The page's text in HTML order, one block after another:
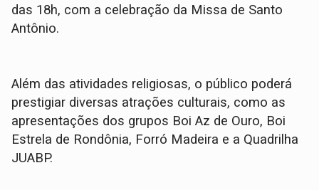
das 18h, com a celebração da Missa de Santo
Antônio.
Além das atividades religiosas, o público poderá
prestigiar diversas atrações culturais, como as
apresentações dos grupos Boi Az de Ouro, Boi
Estrela de Rondônia, Forró Madeira e a Quadrilha
JUABP.